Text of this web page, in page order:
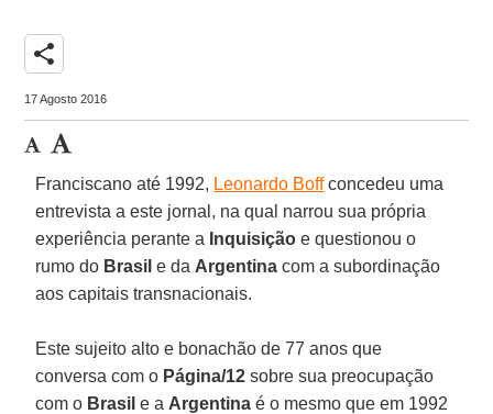
share
17 Agosto 2016
Franciscano até 1992, Leonardo Boffconcedeu uma
entrevista a este jornal, na qual narrou sua própria
experiência perante a Inquisição e questionou o
rumo do Brasil e da Argentina com a subordinação
aos capitais transnacionais.
Este sujeito alto e bonachão de 77 anos que
conversa com o Página/12 sobre sua preocupação
com o Brasil e a Argentina é o mesmo que em 1992